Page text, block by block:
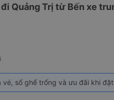
Quảng Trị từ Bến xe
vé, số ghế trống và ưu đãi khi